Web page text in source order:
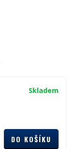
Skladem